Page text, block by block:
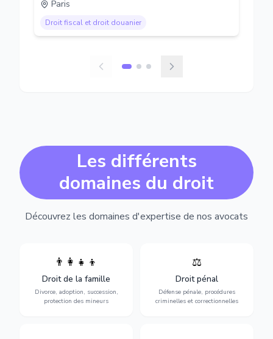
Paris
Droit fiscal et droit douanier
Les différents
domaines du droit
Découvrez les domaines d'expertise de nos avocats
👨‍👩‍👧‍👦
Droit de la famille
Divorce, adoption, succession,
protection des mineurs
Divorce, garde d'enfants,
adoption, succession et
protection des personnes
vulnérables.
⚖️
Droit pénal
Défense pénale, procédures
criminelles et correctionnelles
Expertise en matière pénale,
vue jusqu'au procès, pour
toute affaire correctionnelle
ou criminelle.